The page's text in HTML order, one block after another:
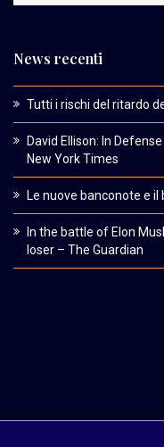
News recenti
Tutti i rischi del ritardo
David Ellison: In
New York Times
Le nuove banconote e
In the battle of Elon
loser – The Guardian